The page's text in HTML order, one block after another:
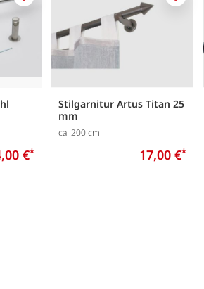
€*
Merken
Stilgarnitur Artus Titan 25
mm
ca. 200 cm
17,00 €*